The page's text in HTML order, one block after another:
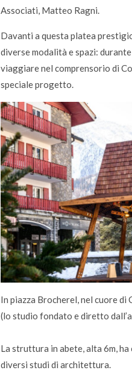
Associati, Matteo Ragni.
Davanti a questa platea
diverse modalità e spazi:
viaggiare nel comprensorio di
speciale progetto.
In piazza Brocherel, nel cuore
(lo studio fondato e diretto
La struttura in abete, alta 6m,
diversi studi di architettura.